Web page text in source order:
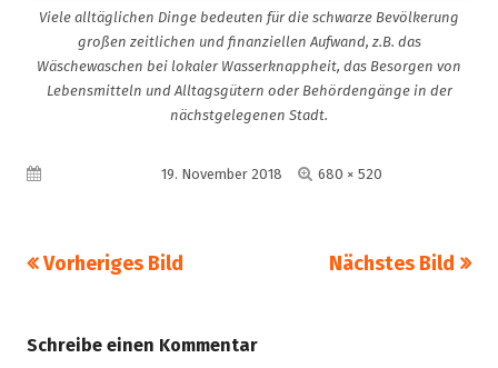
Viele alltäglichen Dinge bedeuten für die schwarze Bevölkerung
großen zeitlichen und finanziellen Aufwand, z.B. das
Wäschewaschen bei lokaler Wasserknappheit, das Besorgen von
Lebensmitteln und Alltagsgütern oder Behördengänge in der
nächstgelegenen Stadt.
Veröffentlicht am19. November 2018 Volle
680 × 520
Vorheriges Bild Nächstes Bild
Schreibe einen Kommentar